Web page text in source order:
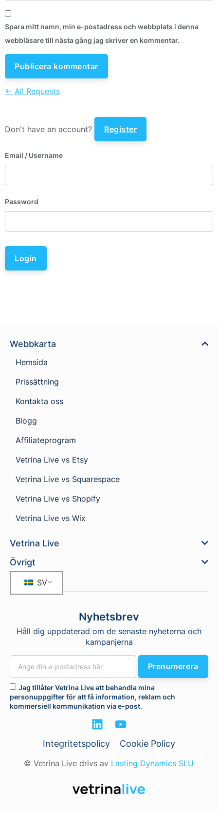
Spara mitt namn, min e-postadress och webbplats i denna
webbläsare till nästa gång jag skriver en kommentar.
← All Requests
Don't have an account? Register
Email / Username
Password
Login
Webbkarta
Hemsida
Prissättning
Kontakta oss
Blogg
Affiliateprogram
Vetrina Live vs Etsy
Vetrina Live vs Squarespace
Vetrina Live vs Shopify
Vetrina Live vs Wix
Vetrina Live
Övrigt
SV
Nyhetsbrev
Håll dig uppdaterad om de senaste nyheterna och
kampanjerna
Jag tillåter Vetrina Live att behandla mina
personuppgifter för att få information, reklam och
kommersiell kommunikation via e-post.
Prenumerera
Integritetspolicy Cookie Policy
© Vetrina Live drivs av Lasting Dynamics SLU